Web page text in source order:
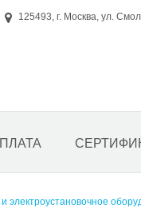
125493, г. Москва, ул.
электроустановочное